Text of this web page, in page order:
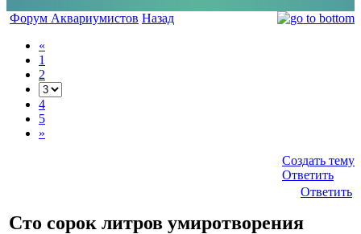
Форум Аквариумистов Назад
«
1
2
4
5
»
Создать тему
Ответить
Ответить
Сто сорок литров умиротворения